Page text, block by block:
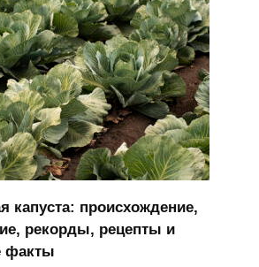
капуста: происхождение,
рекорды, рецепты и
факты